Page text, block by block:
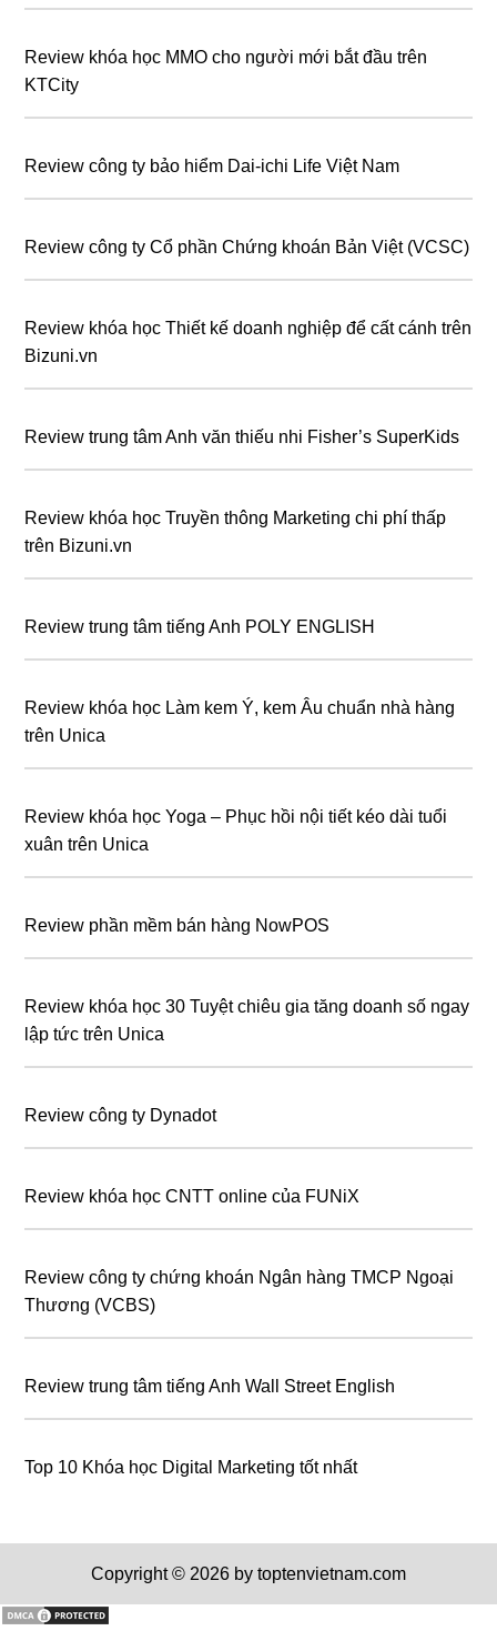
Review khóa học MMO cho người mới bắt đầu trên
KTCity
Review công ty bảo hiểm Dai-ichi Life Việt Nam
Review công ty Cổ phần Chứng khoán Bản Việt (VCSC)
Review khóa học Thiết kế doanh nghiệp để cất cánh trên
Bizuni.vn
Review trung tâm Anh văn thiếu nhi Fisher’s SuperKids
Review khóa học Truyền thông Marketing chi phí thấp
trên Bizuni.vn
Review trung tâm tiếng Anh POLY ENGLISH
Review khóa học Làm kem Ý, kem Âu chuẩn nhà hàng
trên Unica
Review khóa học Yoga – Phục hồi nội tiết kéo dài tuổi
xuân trên Unica
Review phần mềm bán hàng NowPOS
Review khóa học 30 Tuyệt chiêu gia tăng doanh số ngay
lập tức trên Unica
Review công ty Dynadot
Review khóa học CNTT online của FUNiX
Review công ty chứng khoán Ngân hàng TMCP Ngoại
Thương (VCBS)
Review trung tâm tiếng Anh Wall Street English
Top 10 Khóa học Digital Marketing tốt nhất
Copyright © 2026 by toptenvietnam.com